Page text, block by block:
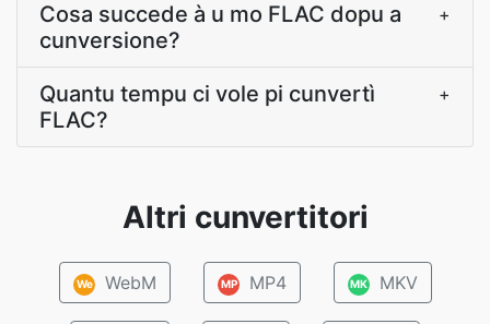
Cosa succede à u mo FLAC dopu a
cunversione?
+
Quantu tempu ci vole pi cunvertì
FLAC?
+
Altri cunvertitori
We WebM MP MP4 MK MKV